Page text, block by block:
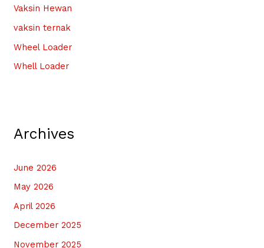
Vaksin Hewan
vaksin ternak
Wheel Loader
Whell Loader
Archives
June 2026
May 2026
April 2026
December 2025
November 2025